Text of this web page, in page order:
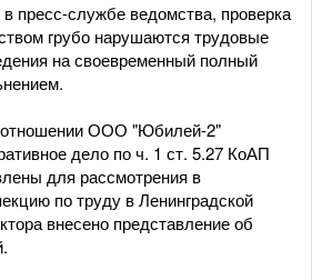
пресс-службе ведомства, проверка
грубо нарушаются трудовые
на своевременный полный
отношении ООО "Юбилей-2"
дело по ч. 1 ст. 5.27 КоАП
для рассмотрения в
по труду в Ленинградской
внесено представление об